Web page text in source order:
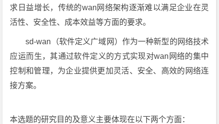
求日益增长，传统的wan网络架构逐渐难以满足企业在灵
活性、安全性、成本效益等方面的要求。
sd-wan（软件定义广域网）作为一种新型的网络技术
应运而生，其通过软件定义的方式实现对wan网络的集中
控制和管理，为企业提供更加灵活、安全、高效的网络连
接方案。
本选题的研究目的及意义主要体现在以下两个方面：